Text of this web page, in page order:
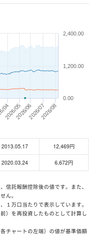
04
2026/052026/062026/072026/08
0.00
2,400.00
1,200.00
2013.05.17 12,469円
2020.03.24 6,672円
信託報酬控除後の値です。また、
ん。
１万口当たりで表示しています。
）を再投資したものとして計算し
チャートの左端）の値が基準価額